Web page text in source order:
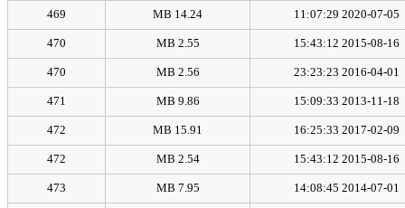
2020-07-05 11:07:29
14.24 MB
469
2015-08-16 15:43:12
2.55 MB
470
2016-04-01 23:23:23
2.56 MB
470
2013-11-18 15:09:33
9.86 MB
471
2017-02-09 16:25:33
15.91 MB
472
2015-08-16 15:43:12
2.54 MB
472
2014-07-01 14:08:45
7.95 MB
473